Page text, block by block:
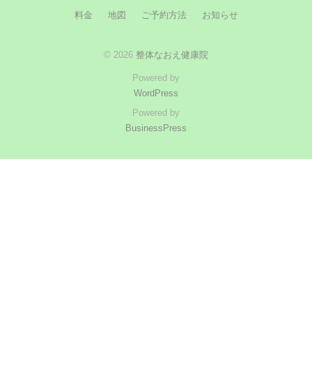
料金 地図 ご予約方法 お知らせ
© 2026 整体なおえ健康院
Powered by
WordPress
Powered by
BusinessPress